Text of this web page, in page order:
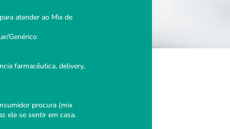
atender ao Mix de
Genérico
farmacêutica, delivery,
procura (mix
ele se sentir em casa.